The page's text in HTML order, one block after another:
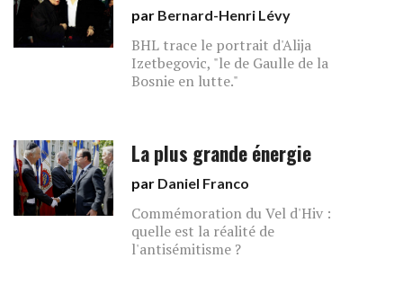
par Bernard-Henri Lévy
BHL trace le portrait d'Alija
Izetbegovic, "le de Gaulle de la
Bosnie en lutte."
La plus grande énergie
par Daniel Franco
Commémoration du Vel d'Hiv :
quelle est la réalité de
l'antisémitisme ?